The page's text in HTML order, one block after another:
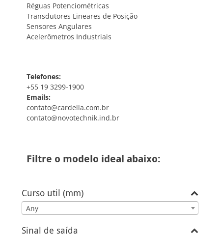
Réguas Potenciométricas
Transdutores Lineares de Posição
Sensores Angulares
Acelerômetros Industriais
Telefones:
+55 19 3299-1900
Emails:
contato@cardella.com.br
contato@novotechnik.ind.br
Filtre o modelo ideal abaixo:
Curso util (mm)
Any
Sinal de saída